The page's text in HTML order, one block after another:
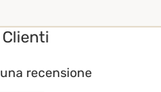
recensione